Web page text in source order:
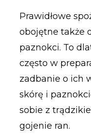
Prawidłowe
obojętne także
paznokci. To
często w
zadbanie o ich
skórę i
sobie z
gojenie ran.